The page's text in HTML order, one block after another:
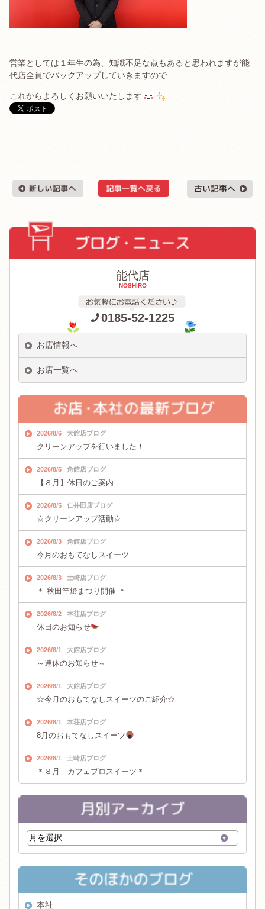
営業としては１年生の為、知識不足な点もあると思われますが能
代店全員でバックアップしていきますので
これからよろしくお願いいたします
能代店
NOSHIRO
0185-52-1225
お店情報へ
お店一覧へ
2026/8/6 大館店ブログ
クリーンアップを行いました！
2026/8/5 角館店ブログ
【８月】休日のご案内
2026/8/5 仁井田店ブログ
☆クリーンアップ活動☆
2026/8/3 角館店ブログ
今月のおもてなしスイーツ
2026/8/3 土崎店ブログ
＊ 秋田竿燈まつり開催 ＊
2026/8/2 本荘店ブログ
休日のお知らせ
2026/8/1 大館店ブログ
～連休のお知らせ～
2026/8/1 大館店ブログ
☆今月のおもてなしスイーツのご紹介☆
2026/8/1 本荘店ブログ
8月のおもてなしスイーツ
2026/8/1 土崎店ブログ
＊８月 カフェプロスイーツ＊
本社